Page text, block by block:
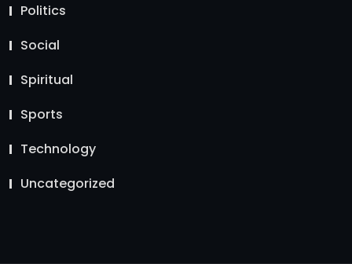
Politics
Social
Spiritual
Sports
Technology
Uncategorized